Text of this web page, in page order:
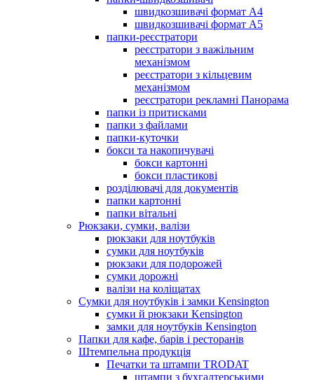
швидкозшивачі формат А4
швидкозшивачі формат А5
папки-реєстратори
реєстратори з важільним
механізмом
реєстратори з кільцевим
механізмом
реєстратори рекламні Панорама
папки із притисками
папки з файлами
папки-куточки
бокси та накопичувачі
бокси картонні
бокси пластикові
розділювачі для документів
папки картонні
папки вітальні
Рюкзаки, сумки, валізи
рюкзаки для ноутбуків
сумки для ноутбуків
рюкзаки для подорожей
сумки дорожні
валізи на коліщатах
Сумки для ноутбуків і замки Kensington
сумки й рюкзаки Kensington
замки для ноутбуків Kensington
Папки для кафе, барів і ресторанів
Штемпельна продукція
Печатки та штампи TRODAT
штампи з бухгалтерськими